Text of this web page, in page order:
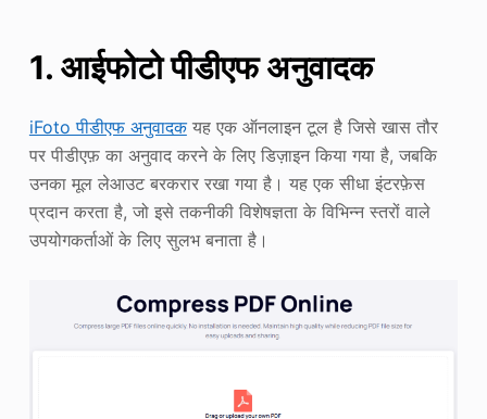
1. आईफोटो पीडीएफ अनुवादक
iFoto पीडीएफ अनुवादकयह एक ऑनलाइन टूल है जिसे खास तौर
पर पीडीएफ़ का अनुवाद करने के लिए डिज़ाइन किया गया है, जबकि
उनका मूल लेआउट बरकरार रखा गया है। यह एक सीधा इंटरफ़ेस
प्रदान करता है, जो इसे तकनीकी विशेषज्ञता के विभिन्न स्तरों वाले
उपयोगकर्ताओं के लिए सुलभ बनाता है।